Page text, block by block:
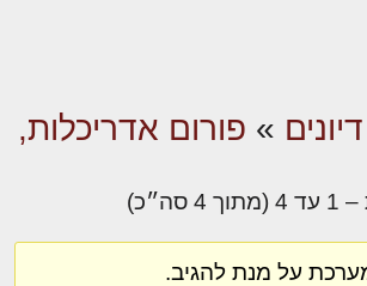
דיונים » פורום אדריכלות,
על מנת להגיב.